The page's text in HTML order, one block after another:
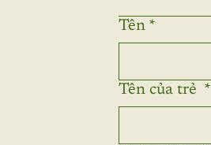
Tên *
Tên của trẻ *